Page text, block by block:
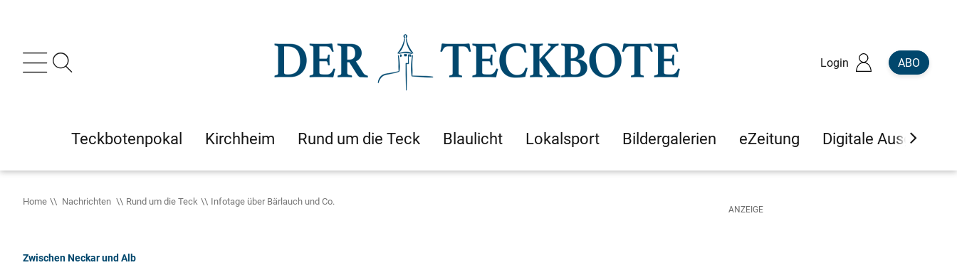
Login ABO
Teckbotenpokal Kirchheim Rund um die Teck Blaulicht Lokalsport Bildergalerien eZeitung Digitale Ausgaben
Home Nachrichten Rund um die Teck Infotage über Bärlauch und Co.
Zwischen Neckar und Alb